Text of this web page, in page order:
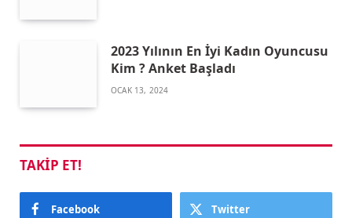
2023 Yılının En İyi Kadın Oyuncusu
Kim ? Anket Başladı
OCAK 13, 2024
TAKIP ET!
Facebook Twitter